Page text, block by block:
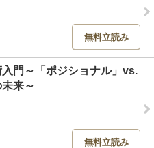
無料立読み
門～「ポジショナル」vs.
未来～
無料立読み